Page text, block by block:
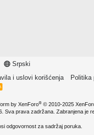
Srpski
i uslovi korišćenja Politika
R
by XenForo® © 2010-2025
Sva prava zadržana. Zabranjena je
odgovornost za sadržaj poruka.